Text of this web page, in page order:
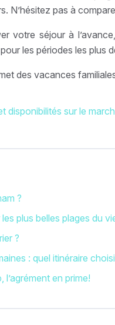
N’hésitez pas à
votre séjour à
les périodes les plus
des vacances
sur le
?
plus belles plages du
?
: quel itinéraire
l’agrément en prime!